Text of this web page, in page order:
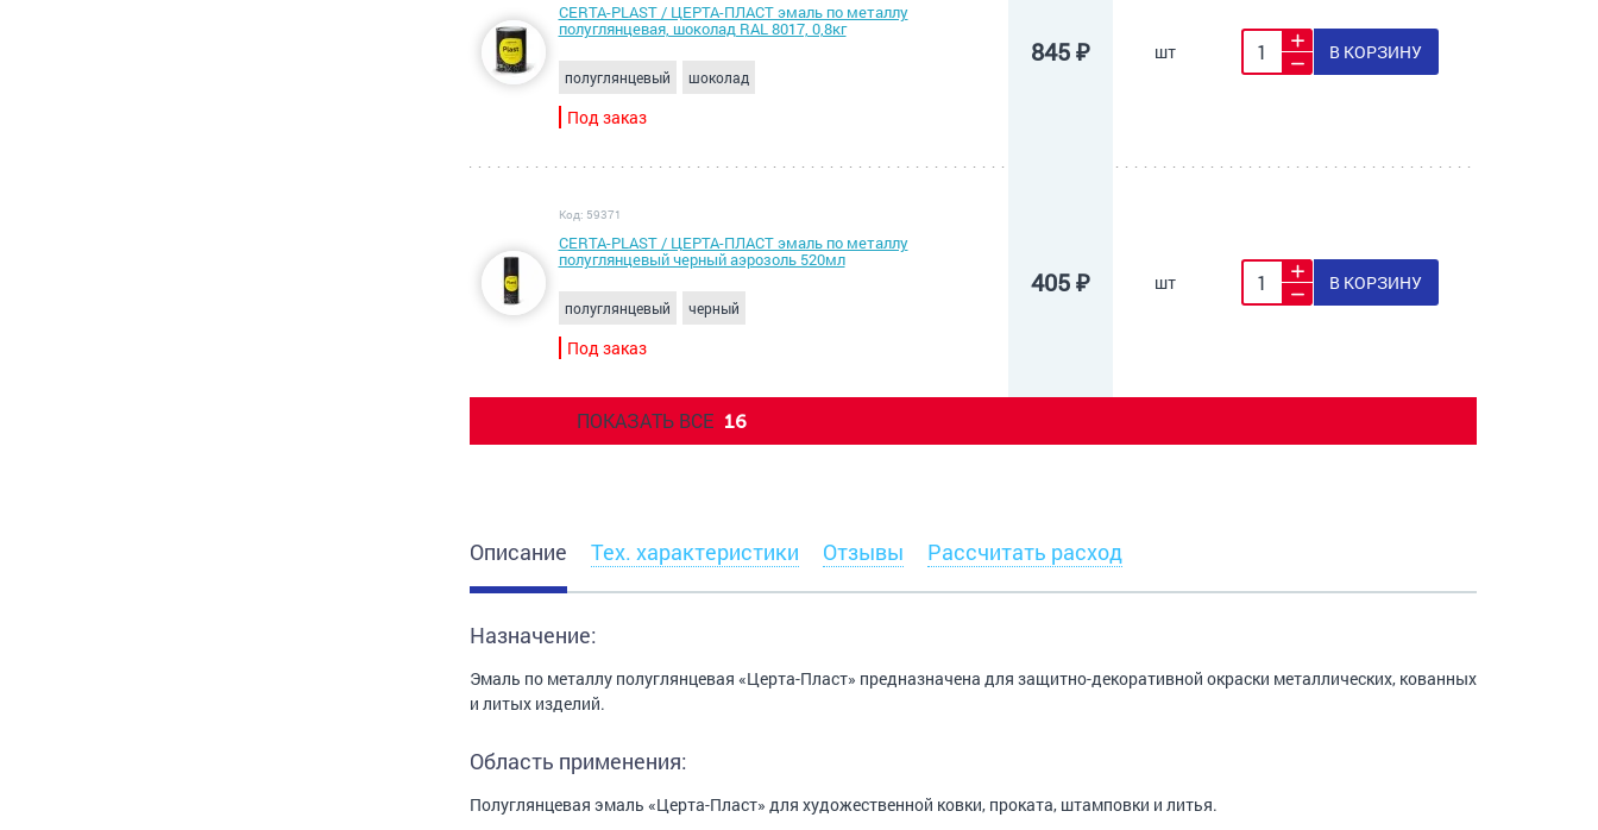
CERTA-PLAST / ЦЕРТА-ПЛАСТ эмаль по металлу
полуглянцевая, шоколад RAL 8017, 0,8кг
полуглянцевый шоколад
Под заказ
845 ₽ шт В КОРЗИНУ
Код: 59371
CERTA-PLAST / ЦЕРТА-ПЛАСТ эмаль по металлу
полуглянцевый черный аэрозоль 520мл
полуглянцевый черный
Под заказ
405 ₽ шт В КОРЗИНУ
ПОКАЗАТЬ ВСЕ 16
Описание Тех. характеристики Отзывы Рассчитать расход
Назначение:
Эмаль по металлу полуглянцевая «Церта-Пласт» предназначена для защитно-декоративной окраски металлических, кованных
и литых изделий.
Область применения:
Полуглянцевая эмаль «Церта-Пласт» для художественной ковки, проката, штамповки и литья.